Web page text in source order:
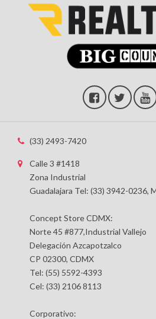
(33) 2493-7420
Calle 3 #1418
Zona Industrial
Guadalajara Tel: (33) 3942-0236,
Concept Store CDMX:
Norte 45 #877,Industrial Vallejo
Delegación Azcapotzalco
CP 02300, CDMX
Tel: (55) 5592-4393
Cel: (33) 2106 8113
Corporativo: